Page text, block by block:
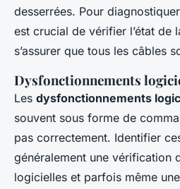
desserrées. Pour
est crucial de vérifier l’état de
s’assurer que tous les câbles
Dysfonctionnements
Les dysfonctionnements
souvent sous forme de
pas correctement. Identifier
généralement une vérification
logicielles et parfois même